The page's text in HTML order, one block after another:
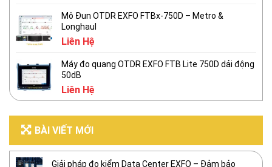
Mô Đun OTDR EXFO FTBx-750D – Metro &
Longhaul
Liên Hệ
Máy đo quang OTDR EXFO FTB Lite 750D dải động
50dB
Liên Hệ
BÀI VIẾT MỚI
Giải pháp đo kiểm Data Center EXFO – Đảm bảo